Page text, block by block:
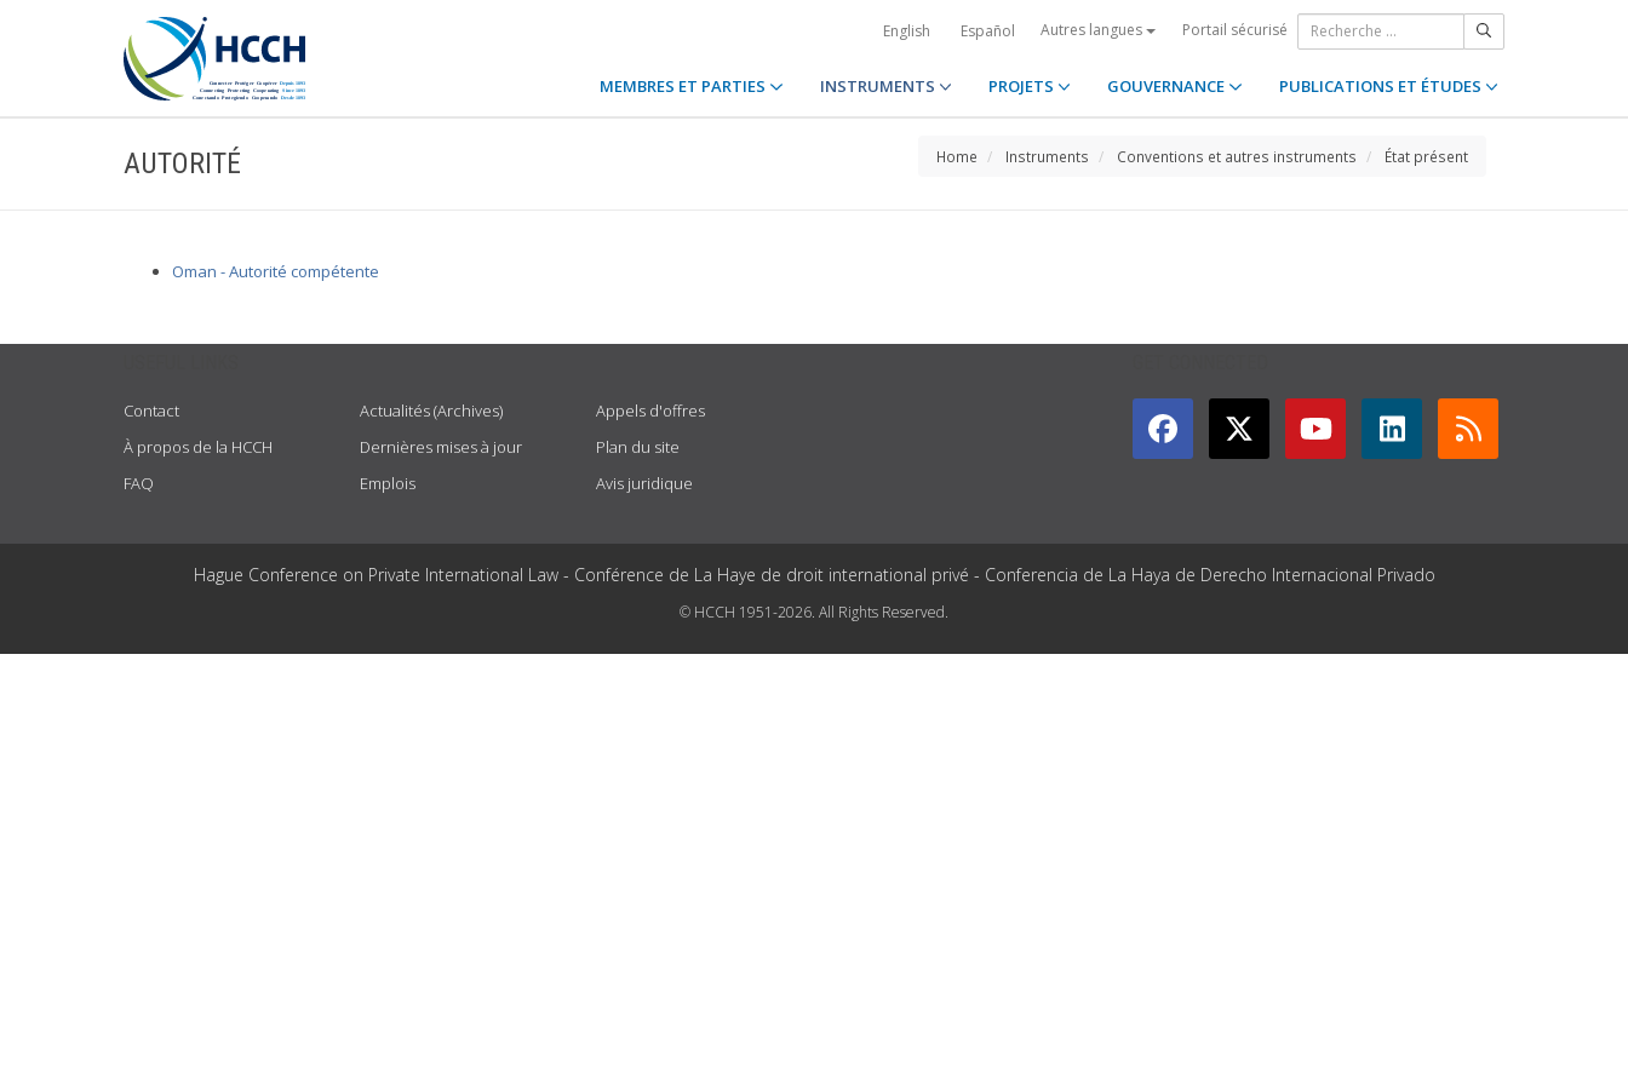
English Español Autres langues Portail sécurisé
MEMBRES ET PARTIES INSTRUMENTS PROJETS GOUVERNANCE PUBLICATIONS ET ÉTUDES
AUTORITÉ Home Instruments Conventions et autres instruments État présent
Oman - Autorité compétente
Contact
À propos de la HCCH
FAQ
Actualités (Archives)
Dernières mises à jour
Emplois
Appels d'offres
Plan du site
Avis juridique
Hague Conference on Private International Law - Conférence de La Haye de droit international privé - Conferencia de La Haya de Derecho Internacional Privado
© HCCH 1951-2026. All Rights Reserved.